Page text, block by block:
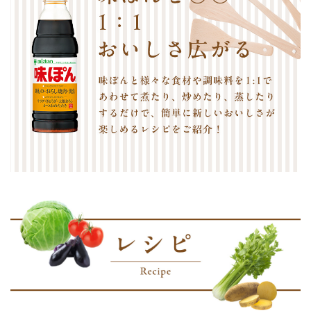
つゆ たれ
スープ 中華
炊き込みご飯の素 米飯用調味液
くらしプラ酢
カンタン酢
お酢ドリンク
味ぽん
ぽん酢
かおりの蔵
納豆のサイト
PIN印
三ツ判山吹
国内事業概要
ミツカングループについて
企業理念
ミツカンを知る
環境への取り組み
ZENB initiative
MIM（ミツカンミュージアム）
採用情報
お客様相談センター
お客様の声をいかしました